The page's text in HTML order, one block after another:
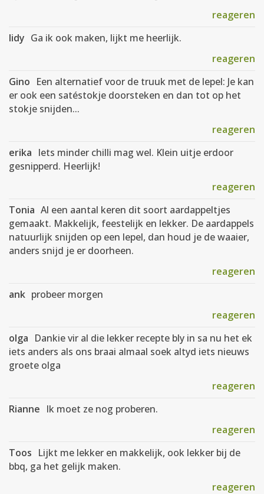
reageren
lidy Ga ik ook maken, lijkt me heerlijk.
reageren
Gino Een alternatief voor de truuk met de lepel: Je kan
er ook een satéstokje doorsteken en dan tot op het
stokje snijden...
reageren
erika Iets minder chilli mag wel. Klein uitje erdoor
gesnipperd. Heerlijk!
reageren
Tonia Al een aantal keren dit soort aardappeltjes
gemaakt. Makkelijk, feestelijk en lekker. De aardappels
natuurlijk snijden op een lepel, dan houd je de waaier,
anders snijd je er doorheen.
reageren
ank probeer morgen
reageren
olga Dankie vir al die lekker recepte bly in sa nu het ek
iets anders als ons braai almaal soek altyd iets nieuws
groete olga
reageren
Rianne Ik moet ze nog proberen.
reageren
Toos Lijkt me lekker en makkelijk, ook lekker bij de
bbq, ga het gelijk maken.
reageren